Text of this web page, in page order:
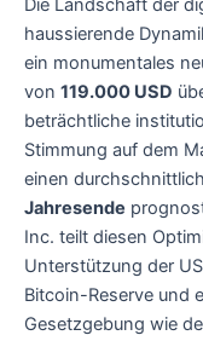
Die Landschaft der
haussierende
ein monumentales
von 119.000 USD
beträchtliche
Stimmung auf dem
einen
Jahresende
Inc. teilt diesen
Unterstützung der
Bitcoin-Reserve und
Gesetzgebung wie